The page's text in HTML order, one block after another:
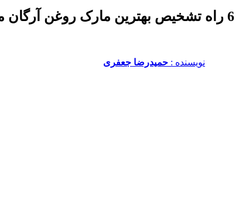
6 راه تشخیص بهترین مارک روغن آرگان مراکشی
نویسنده :‌ حمیدرضا جعفری